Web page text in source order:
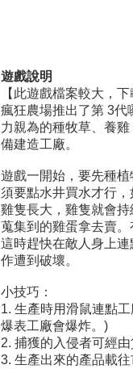
遊戲說明
【此遊戲檔案較大，
瘋狂農場推出了第 3代
力親為的種牧草、養
備建造工廠。
遊戲一開始，要先種
須要點水井買水才行
雞隻長大，雞隻就會
蒐集到的雞蛋拿去賣
這時趕快在敵人身上
作遭到破壞。
小技巧：
1. 生產時用滑鼠連點
爆表工廠會爆炸。)
2. 捕獲的入侵者可經
3. 生產出來的產品載